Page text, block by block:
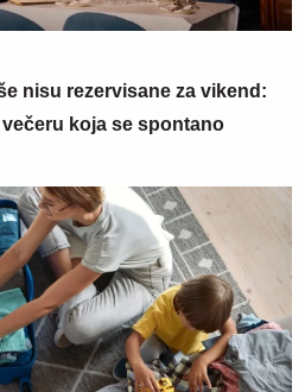
nisu rezervisane za vikend:
koja se spontano